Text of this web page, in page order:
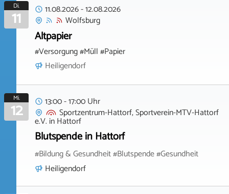
Di.
11 11.08.2026-12.08.2026
Wolfsburg
Altpapier
#Versorgung #Müll #Papier
Heiligendorf
Mi.
12
13:00 - 17:00 Uhr
Sportzentrum-Hattorf, Sportverein-MTV-Hattorf
e.V. inHattorf
Blutspende in Hattorf
#Bildung & Gesundheit #Blutspende #Gesundheit
Heiligendorf